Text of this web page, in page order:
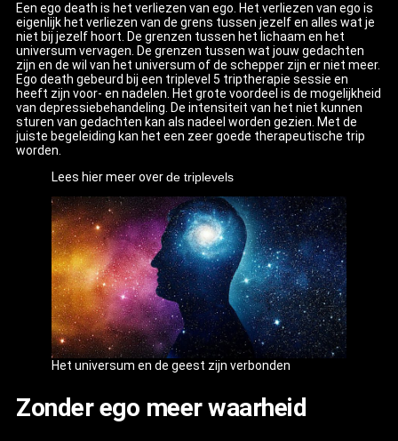
Een ego death is het verliezen van ego. Het verliezen van ego is
eigenlijk het verliezen van de grens tussen jezelf en alles wat je
niet bij jezelf hoort. De grenzen tussen het lichaam en het
universum vervagen. De grenzen tussen wat jouw gedachten
zijn en de wil van het universum of de schepper zijn er niet meer.
Ego death gebeurd bij een triplevel 5 triptherapie sessie en
heeft zijn voor- en nadelen. Het grote voordeel is de mogelijkheid
van depressiebehandeling. De intensiteit van het niet kunnen
sturen van gedachten kan als nadeel worden gezien. Met de
juiste begeleiding kan het een zeer goede therapeutische trip
worden.
Lees hier meer overde triplevels
Het universum en de geest zijn verbonden
Zonder ego meer waarheid